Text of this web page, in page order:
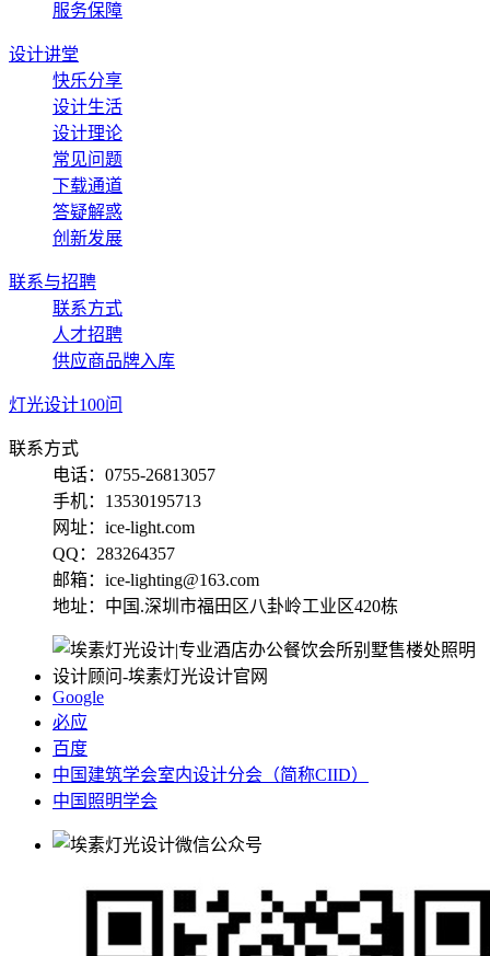
服务保障
设计讲堂
快乐分享
设计生活
设计理论
常见问题
下载通道
答疑解惑
创新发展
联系与招聘
联系方式
人才招聘
供应商品牌入库
灯光设计100问
联系方式
电话：0755-26813057
手机：13530195713
网址：ice-light.com
QQ：283264357
邮箱：ice-lighting@163.com
地址：中国.深圳市福田区八卦岭工业区420栋
Google
必应
百度
中国建筑学会室内设计分会（简称CIID）
中国照明学会